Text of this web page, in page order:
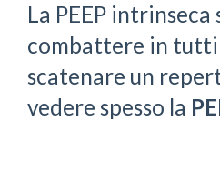
La PEEP
combattere in tutti
scatenare un
vedere spesso la